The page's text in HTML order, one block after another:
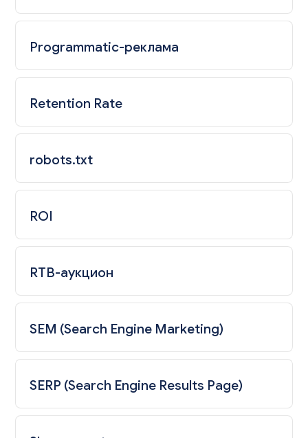
Programmatic-реклама
Retention Rate
robots.txt
ROI
RTB-аукцион
SEM (Search Engine Marketing)
SERP (Search Engine Results Page)